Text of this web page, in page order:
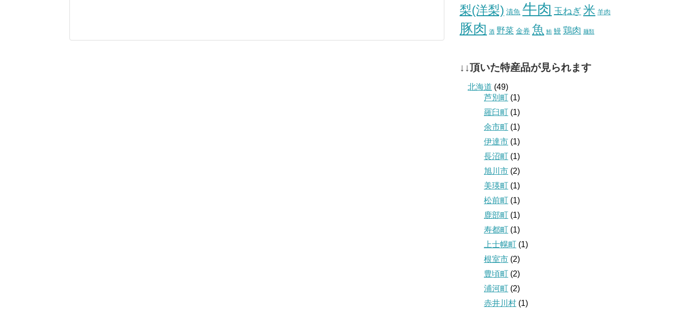
梨(洋梨) 漬魚 牛肉 玉ねぎ 米 羊肉
豚肉 酒 野菜 金券 魚 鮪 鰻 鶏肉 麺類
↓↓頂いた特産品が見られます
北海道 (49)
芦別町 (1)
羅臼町 (1)
余市町 (1)
伊達市 (1)
長沼町 (1)
旭川市 (2)
美瑛町 (1)
松前町 (1)
鹿部町 (1)
寿都町 (1)
上士幌町 (1)
根室市 (2)
豊頃町 (2)
浦河町 (2)
赤井川村 (1)